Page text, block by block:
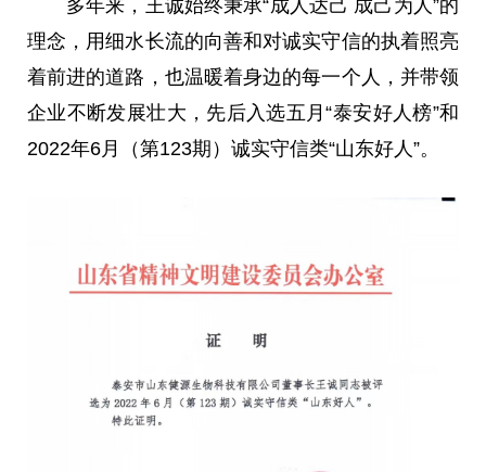
多年来，王诚始终秉承“成人达己 成己为人”的
理念，用细水长流的向善和对诚实守信的执着照亮
着前进的道路，也温暖着身边的每一个人，并带领
企业不断发展壮大，先后入选五月“泰安好人榜”和
2022年6月（第123期）诚实守信类“山东好人”。